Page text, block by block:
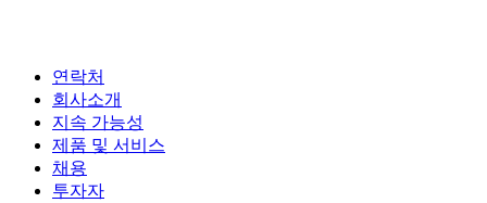
연락처
회사소개
지속 가능성
제품 및 서비스
채용
투자자